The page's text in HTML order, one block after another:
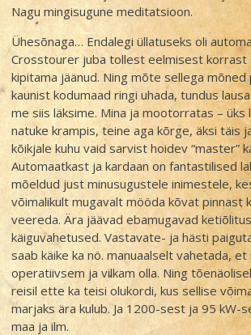
Nagu mingisugune meditatsioon.
Ühesõnaga… Endalegi üllatuseks oli
Crosstourer juba tollest eelmisest korrast
kipitama jäänud. Ning mõte sellega mõned
kaunist kodumaad ringi uhada, tundus lausa
me siis läksime. Mina ja mootorratas – üks
natuke krampis, teine aga kõrge, äksi täis
kõikjale kuhu vaid sarvist hoidev “master”
Automaatkast ja kardaan on fantastilised
mõeldud just minusugustele inimestele,
võimalikult mugavalt mööda kõvat pinnast
veereda. Ära jäävad ebamugavad
käiguvahetused. Vastavate- ja hästi
saab käike ka nö. manuaalselt vahetada,
operatiivsem ja vilkam olla. Ning
reisil ette ka teisi olukordi, kus sellise
marjaks ära kulub. Ja 1200-sest ja 95 kW-
maa ja ilm.